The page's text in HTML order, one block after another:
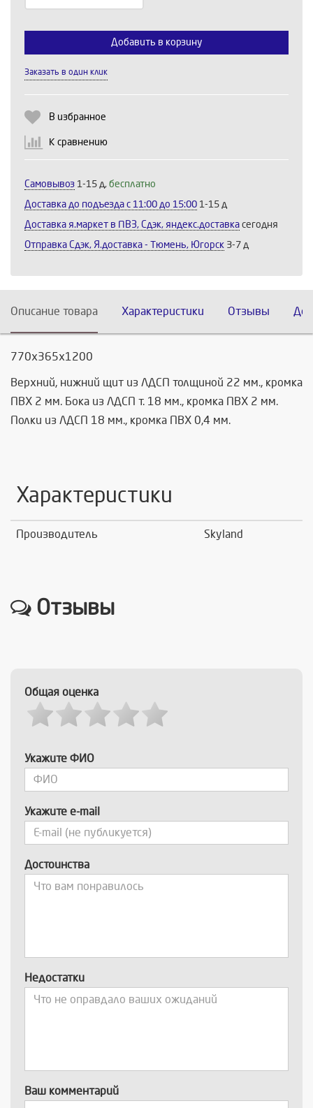
Выберите количество:
Продолжить Отмена
Добавить в корзину
Заказать в один клик
В избранное
К сравнению
Самовывоз 1-15 д, бесплатно
Доставка до подъезда c 11:00 до 15:00 1-15 д
Доставка я.маркет в ПВЗ, Сдэк, яндекс.доставка сегодня
Отправка Сдэк, Я.доставка - Тюмень, Югорск 3-7 д
Описание товара Характеристики Отзывы
770х365х1200
Верхний, нижний щит из ЛДСП толщиной 22 мм., кромка
ПВХ 2 мм. Бока из ЛДСП т. 18 мм., кромка ПВХ 2 мм.
Полки из ЛДСП 18 мм., кромка ПВХ 0,4 мм.
Характеристики
Производитель Skyland
Отзывы
Общая оценка
Укажите ФИО
Укажите e-mail
Достоинства
Недостатки
Ваш комментарий